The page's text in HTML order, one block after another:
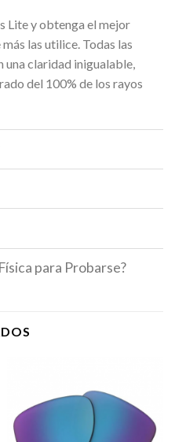
Lite y obtenga el mejor
las utilice. Todas las
una claridad inigualable,
del 100% de los rayos
para Probarse?